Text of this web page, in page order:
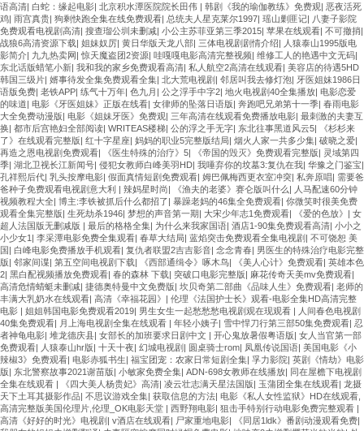
语高清| 白蛇：缘起电影| 北京积水潭医院院长田伟 | 韩剧《我的瑜伽教练》免费观| 恶夜活死
鸡| 雨宫真贵| 狗剩快跑全集在线免费观看| 总统夫人星克莱尔1997| 瑶山剿匪记| 八妻子影院
免费观看电视剧高清| 搜查瑠公圳未删减| 小公主苏菲亚第三季2015| 苹果在线观看| 不可撤捎|
战狼6高清资源下载| 姐妹奴厉| 黄日华版天龙八部| 三体电视剧剧情介绍| 人猿泰山1995版电
影简介| 九九热卖网|惊天魔盗团2资源| 哇嘎嘎电影高清完整视频| 维修工人的艳遇中文无码|
东北话版蜡笔小新| 我和我的家乡免费观看高清| 私人航空2高清在线观看| 美容店的待遇5HD
韩国三级片| 婿事待发全集免费观看全集| 北大荒电视剧 | 邻居叫我去修灯泡| 牙医姐妹1986日
语版免费| 老铁APP| 练气十万年| 色九月 | 公之浮手中字2| 地火电视剧40全集播放| 电影恋爱
的味道| 电影《牙医姐妹》正版在线看| 女律师的坠落日语版| 奔跑吧兄弟第十一季| 春雨电影
大全免费动漫版| 电影《姐妹牙医》免费观| 三年高清在线观看免费播放电影| 最刺激的夫妻互
换| 都市后宫艳妇全部阅读| WRITEAS楼梯| 公的浮之手无字| 东北往事黑道风云5|
《杉杉来
了》在线观看完整版| 红十字星座| 妈妈的职业5完整版结局| 烟火人家一共多少集| 破晓之爱|
再造之恩电视剧免费观看| 《医生特殊的治疗》5| 《帝国的毁灭》免费观看完整版| 灵域第四
季| 湖北卫视长江新闻号| 侵犯女教师白峰美羽HD| 我唾弃你的坟墓3:复仇在我| 华豫之门鉴宝|
孔祥熙后代| 乳头按摩电影| 假面真情短剧免费观看| 姆巴佩梅西更衣室冲突| 私奔原唱| 需要爸
爸种子免费观看电视剧意大利 | 辣妈星时尚| 《渔夫的老婆》赛仑版叫什么| 人马配速60分钟
视频教程大全| 博主:李铁被抓后什么都招了| 暴躁老妈的46集全免费观看| 你微笑时很美免费
观看全集完整版| 生死劫杀1946| 梦想的声音第一期| 大宋少年志1免费观看| 《爱的色放》 | 女
超人法国版无删减版 | 最后的格格全集| 为什么来我家国语| 酒店1-90集免费观看高清| 小小之
小少女1 | 李采潭电影免费全集观看| 春草大结局| 蓝焰突击免费观看全集电视剧 | 不可饶恕 美
国| 白峰电影免费播放手机观看| 复仇者联盟2吉吉影音| 念念青春| 男医生的特殊治疗电影完整
版| 邻家间谍| 第五空间电视剧下载| 《西部通缉令》啄木鸟| 《美人心计》免费观看| 英雄本色
2| 黑白配视频播放免费观看| 春的森林 下载| 突破口电影完整版| 麻花传奇天美mv免费观看|
高清危情蜻蜓未删减| 捷德奥特曼中文免费版| 坎贝奇第二部曲《品味人生》免费观看| 老师的
丰满大乳奶水在线观看| 高清《幸福花园》 | 伦理《法国护士长》观看-电影全集HD高清完整
电影 | 姐姐韩国电影免费观看2019| 男生女生一起愁愁愁电视剧观在现观看 | 人间春色电视剧
40集免费观看| 月上海电视剧全集在线观看 | 年轻小姨子| 雪中悍刀行第三部50集免费观看| 忍
者神龟电影| 堆龙德庆县| 女部长的加班要求日剧中文 | 开心鬼放暑假粤语版| 女人当官第一部
免费观看| 人猿泰山hr版| 十天十夜| 幻城电视剧 | 圆桌骑士rom| 凤凰传说国语| 美国电影《小
辣椒3》免费观看| 电影赤狐书生| 福宝团宠：农家日常短剧全集| 孚力影院| 英剧《情劫》电影
版| 东北警察故事2021谢苗版| 小敏家免费全集| ADN-698女教师在线播放| 同在屋檐下电视剧
全集在线观看 | 《四大美人杨贵妃》高清| 凌云壮志满天星法国版| 玉蒲团全集在线观看| 龙摄
天下土耳其摄影作品| 不思议游戏全集| 获取信息的方法| 电影《私人女性监狱》HD在线观看,
高清完整版美国伦理片,伦理_OK电影天堂 | 西野翔电影| 狙击手特别行动电影免费完整观看 |
高清《好好的时光》电视剧 | v酒店在线观看| 尸家重地电影| 《同居1ldk》番剧动漫观看免费|